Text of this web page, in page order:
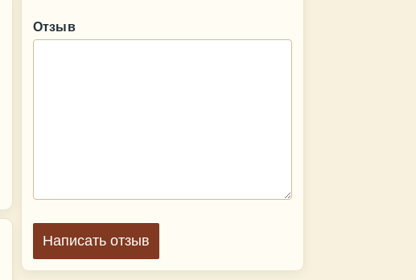
Отзыв
Написать отзыв